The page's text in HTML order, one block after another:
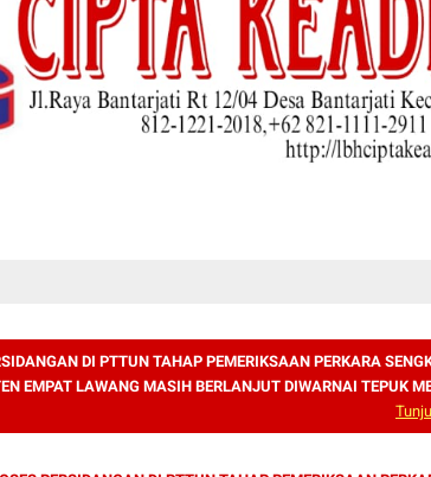
DI PTTUN TAHAP PEMERIKSAAN PERKARA
EMPAT LAWANG MASIH BERLANJUT DIWARNAI TEPUK